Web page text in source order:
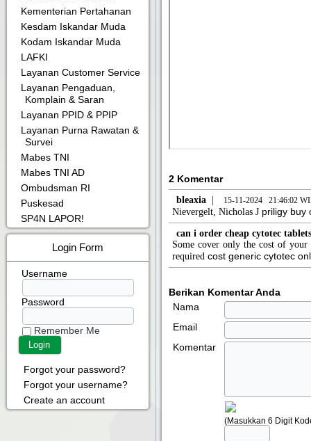
Kementerian Pertahanan
Kesdam Iskandar Muda
Kodam Iskandar Muda
LAFKI
Layanan Customer Service
Layanan Pengaduan,
Komplain & Saran
Layanan PPID & PPIP
Layanan Purna Rawatan &
Survei
Mabes TNI
Mabes TNI AD
Ombudsman RI
Puskesad
SP4N LAPOR!
Login Form
Username
Password
Remember Me
Forgot your password?
Forgot your username?
Create an account
2 Komentar
bleaxia 15-11-2024 21:46:02
Nievergelt, Nicholas J priligy buy
can i order cheap cytotec tablets
Some cover only the cost of your
required cost generic cytotec
Berikan Komentar Anda
Nama
Email
Komentar
(Masukkan 6 Digit